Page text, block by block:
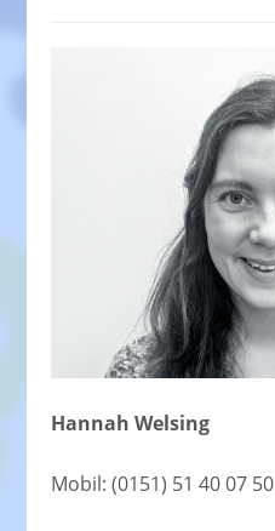
Hannah Welsing
Mobil: (0151) 51 40 07 50